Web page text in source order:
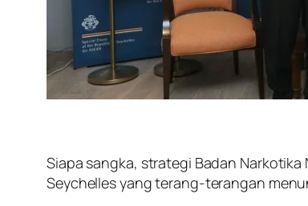
Siapa sangka, strategi Badan Narkotika
Seychelles yang terang-terangan